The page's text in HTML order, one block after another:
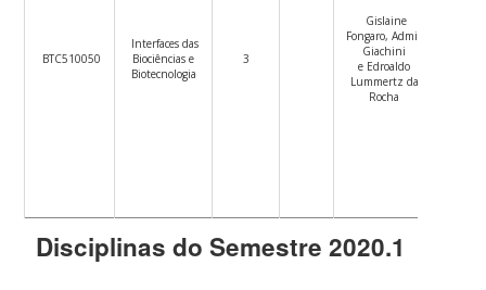
BTC510050
Interfaces das
Biociências e
Biotecnologia
3
Gislaine
Fongaro, Admir
Giachini
e Edroaldo
Lummertz da
Rocha
Disciplinas do Semestre 2020.1